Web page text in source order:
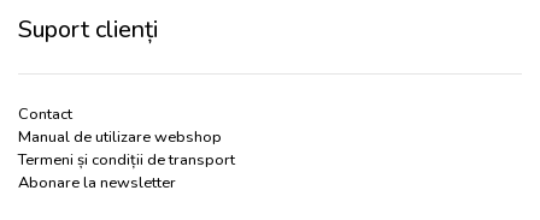
Suport clienți
Contact
Manual de utilizare webshop
Termeni și condiții de transport
Abonare la newsletter